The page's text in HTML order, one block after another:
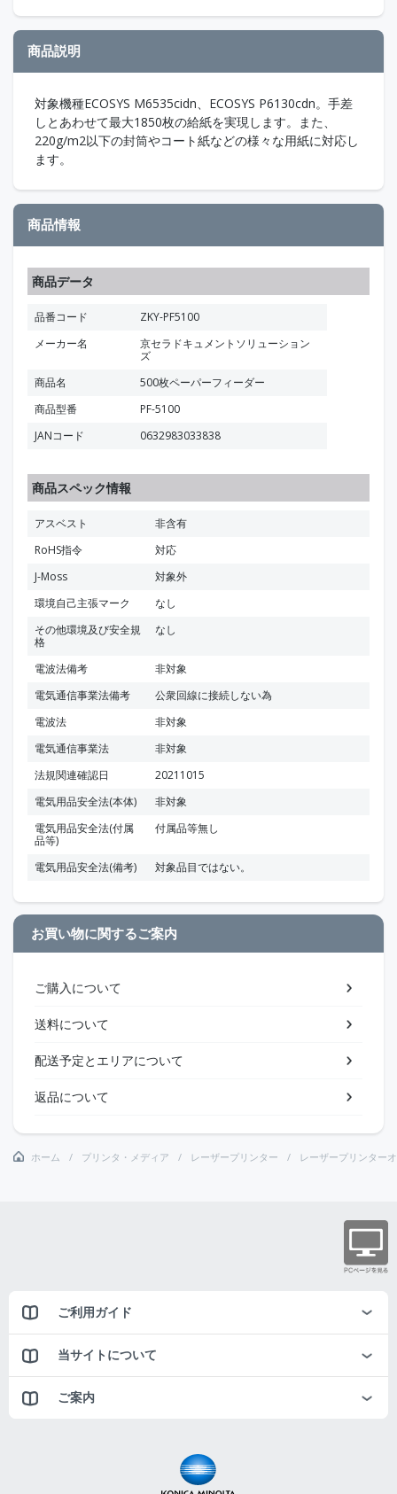
商品説明
対象機種ECOSYS M6535cidn、ECOSYS P6130cdn。手差
しとあわせて最大1850枚の給紙を実現します。また、
220g/m2以下の封筒やコート紙などの様々な用紙に対応し
ます。
商品情報
商品データ
品番コード
ZKY-PF5100
メーカー名
京セラドキュメントソリューション
ズ
商品名
500枚ペーパーフィーダー
商品型番
PF-5100
JANコード
0632983033838
商品スペック情報
アスベスト
非含有
RoHS指令
対応
J-Moss
対象外
環境自己主張マーク
なし
その他環境及び安全規
格
なし
電波法備考
非対象
電気通信事業法備考
公衆回線に接続しない為
電波法
非対象
電気通信事業法
非対象
法規関連確認日
20211015
電気用品安全法(本体)
非対象
電気用品安全法(付属
品等)
付属品等無し
電気用品安全法(備考) 対象品目ではない。
お買い物に関するご案内
ご購入について
送料について
配送予定とエリアについて
返品について
ホーム プリンタ・メディア レーザープリンター レーザープリンター
ご利用ガイド
当サイトについて
ご案内